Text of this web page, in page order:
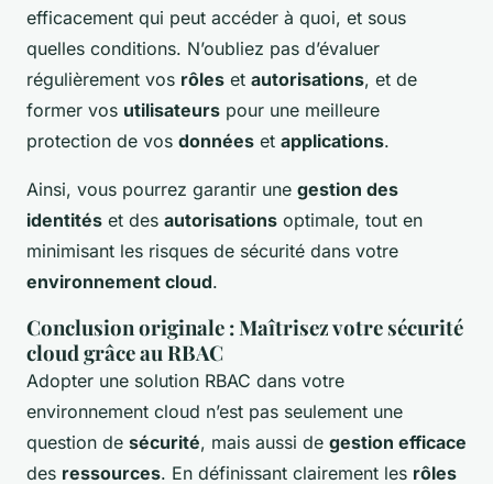
efficacement qui peut accéder à quoi, et sous
quelles conditions. N’oubliez pas d’évaluer
régulièrement vos rôles et autorisations, et de
former vos utilisateurs pour une meilleure
protection de vos données et applications.
Ainsi, vous pourrez garantir une gestion des
identités et des autorisations optimale, tout en
minimisant les risques de sécurité dans votre
environnement cloud.
Conclusion originale : Maîtrisez votre sécurité
cloud grâce au RBAC
Adopter une solution RBAC dans votre
environnement cloud n’est pas seulement une
question de sécurité, mais aussi de gestion efficace
des ressources. En définissant clairement les rôles